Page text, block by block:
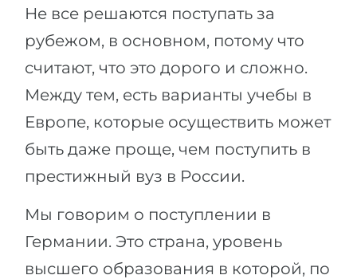
100%
Наши студенты успешно поступают
КОНСУЛЬТАЦИЯ!
Азербайджан
Армения
Беларусь
Другая страна
ЗАПИСАТЬСЯ НА КОНСУЛЬТАЦИЮ
Не все решаются поступать за
рубежом, в основном, потому что
считают, что это дорого и сложно.
Между тем, есть варианты учебы в
Европе, которые осуществить может
быть даже проще, чем поступить в
престижный вуз в России.
Мы говорим о поступлении в
Германии. Это страна, уровень
высшего образования в которой, по